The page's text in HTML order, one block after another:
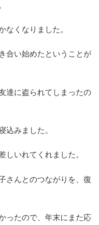
なくなりました。
合い始めたということが
達に盗られてしまったの
込みました。
しいれてくれました。
さんとのつながりを、復
ったので、年末にまた応